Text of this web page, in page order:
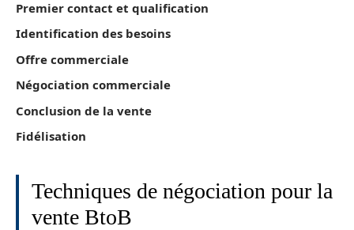
Premier contact et qualification
Identification des besoins
Offre commerciale
Négociation commerciale
Conclusion de la vente
Fidélisation
Techniques de négociation pour la
vente BtoB